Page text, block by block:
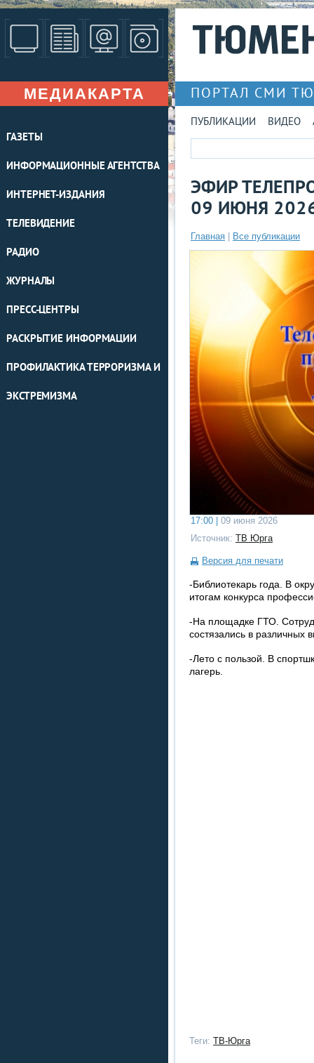
МЕДИАКАРТА
ГАЗЕТЫ
ИНФОРМАЦИОННЫЕ АГЕНТСТВА
ИНТЕРНЕТ-ИЗДАНИЯ
ТЕЛЕВИДЕНИЕ
РАДИО
ЖУРНАЛЫ
ПРЕСС-ЦЕНТРЫ
РАСКРЫТИЕ ИНФОРМАЦИИ
ПРОФИЛАКТИКА ТЕРРОРИЗМА И
ЭКСТРЕМИЗМА
ПОРТАЛ СМИ
ПУБЛИКАЦИИ ВИДЕО
ЭФИР
09 ИЮНЯ
Главная Все публикации
17:00 |
09 июня 2026
Источник: ТВ Юрга
Версия для печати
-Библиотекарь года. В
итогам конкурса
-На площадке ГТО.
состязались в различных
-Лето с пользой. В
лагерь.
Теги: ТВ-Юрга